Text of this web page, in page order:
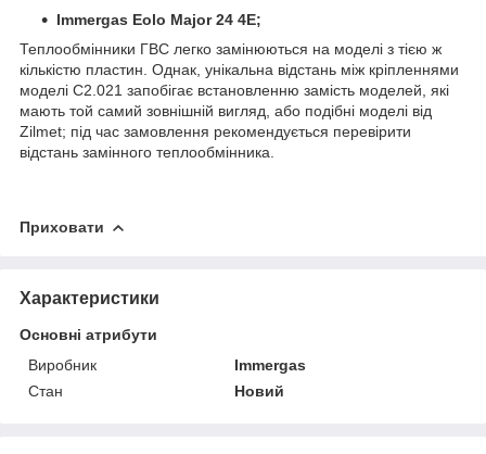
Immergas Eolo Major 24 4E;
Теплообмінники ГВС легко замінюються на моделі з тією ж
кількістю пластин. Однак, унікальна відстань між кріпленнями
моделі C2.021 запобігає встановленню замість моделей, які
мають той самий зовнішній вигляд, або подібні моделі від
Zilmet; під час замовлення рекомендується перевірити
відстань замінного теплообмінника.
Приховати
Характеристики
Основні атрибути
Виробник
Immergas
Стан
Новий